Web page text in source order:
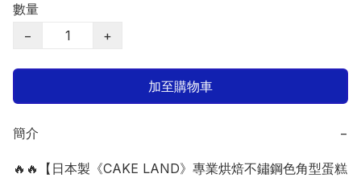
數量
−
+
加至購物車
簡介 −
🔥🔥【日本製《CAKE LAND》專業烘焙不鏽鋼色角型蛋糕